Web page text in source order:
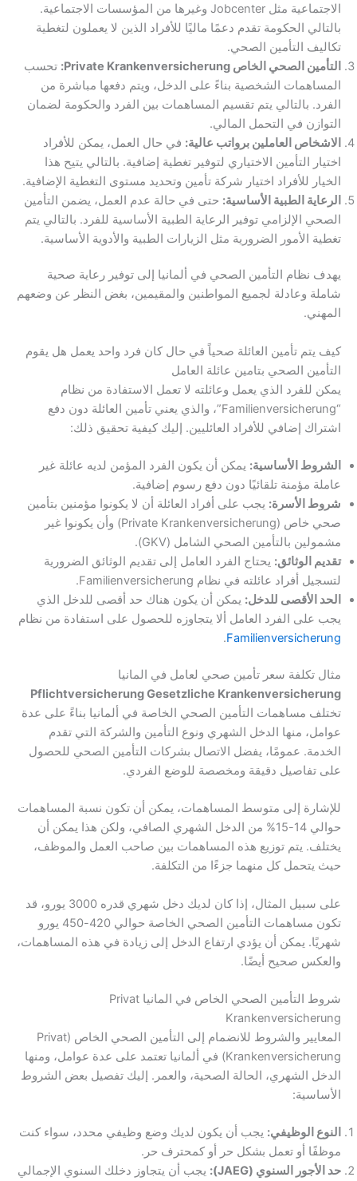
الاجتماعية مثل Jobcenter وغيرها من المؤسسات الاجتماعية.
بالتالي الحكومة تقدم دعمًا ماليًا للأفراد الذين لا يعملون لتغطية
تكاليف التأمين الصحي.
التأمين الصحي الخاص Private Kranken­versicherung:
تحسب
المساهمات الشخصية بناءً على الدخل، ويتم دفعها مباشرة من
الفرد. بالتالي يتم تقسيم المساهمات بين الفرد والحكومة لضمان
التوازن في التحمل المالي.
الاشخاص العاملين برواتب عالية: في حال العمل، يمكن للأفراد
اختيار التأمين الاختياري لتوفير تغطية إضافية. بالتالي يتيح هذا
الخيار للأفراد اختيار شركة تأمين وتحديد مستوى التغطية الإضافية.
الرعاية الطبية الأساسية: حتى في حالة عدم العمل، يضمن التأمين
الصحي الإلزامي توفير الرعاية الطبية الأساسية للفرد. بالتالي يتم
تغطية الأمور الضرورية مثل الزيارات الطبية والأدوية الأساسية.
يهدف نظام التأمين الصحي في ألمانيا إلى توفير رعاية صحية
شاملة وعادلة لجميع المواطنين والمقيمين، بغض النظر عن وضعهم
المهني.
كيف يتم تأمين العائلة صحياً في حال كان فرد واحد يعمل هل يقوم
التأمين الصحي بتامين عائلة العامل
يمكن للفرد الذي يعمل وعائلته لا تعمل الاستفادة من نظام
“Familienversicherung”، والذي يعني تأمين العائلة دون دفع
اشتراك إضافي للأفراد العائليين. إليك كيفية تحقيق ذلك:
الشروط الأساسية: يمكن أن يكون الفرد المؤمن لديه عائلة غير
عاملة مؤمنة تلقائيًا دون دفع رسوم إضافية.
شروط الأسرة: يجب على أفراد العائلة أن لا يكونوا مؤمنين بتأمين
صحي خاص (Private Krankenversicherung) وأن يكونوا غير
مشمولين بالتأمين الصحي الشامل (GKV).
تقديم الوثائق: يحتاج الفرد العامل إلى تقديم الوثائق الضرورية
لتسجيل أفراد عائلته في نظام Familienversicherung.
الحد الأقصى للدخل: يمكن أن يكون هناك حد أقصى للدخل الذي
يجب على الفرد العامل ألا يتجاوزه للحصول على استفادة من نظام
Familienversicherung
.
مثال تكلفة سعر تأمين صحي لعامل في المانيا
Pflichtversicherung Gesetzliche Krankenversicherung
تختلف مساهمات التأمين الصحي الخاصة في ألمانيا بناءً على عدة
عوامل، منها الدخل الشهري ونوع التأمين والشركة التي تقدم
الخدمة. عمومًا، يفضل الاتصال بشركات التأمين الصحي للحصول
على تفاصيل دقيقة ومخصصة للوضع الفردي.
للإشارة إلى متوسط ​​المساهمات، يمكن أن تكون نسبة المساهمات
حوالي 14-15% من الدخل الشهري الصافي، ولكن هذا يمكن أن
يختلف. يتم توزيع هذه المساهمات بين صاحب العمل والموظف،
حيث يتحمل كل منهما جزءًا من التكلفة.
على سبيل المثال، إذا كان لديك دخل شهري قدره 3000 يورو، قد
تكون مساهمات التأمين الصحي الخاصة حوالي 420-450 يورو
شهريًا. يمكن أن يؤدي ارتفاع الدخل إلى زيادة في هذه المساهمات،
والعكس صحيح أيضًا.
شروط التأمين الصحي الخاص في المانيا Privat
Krankenversicherung
المعايير والشروط للانضمام إلى التأمين الصحي الخاص (Privat
Krankenversicherung) في ألمانيا تعتمد على عدة عوامل، ومنها
الدخل الشهري، الحالة الصحية، والعمر. إليك تفصيل بعض الشروط
الأساسية:
النوع الوظيفي: يجب أن يكون لديك وضع وظيفي محدد، سواء كنت
موظفًا أو تعمل بشكل حر أو كمحترف حر.
حد الأجور السنوي (JAEG):
يجب أن يتجاوز دخلك السنوي الإجمالي